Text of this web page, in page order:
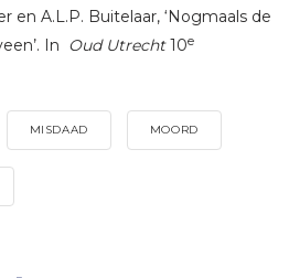
en A.L.P. Buitelaar, ‘Nogmaals de
In Oud Utrecht10e
MISDAAD MOORD